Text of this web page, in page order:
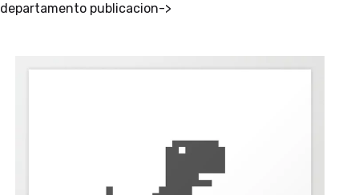
departamento publicacion->